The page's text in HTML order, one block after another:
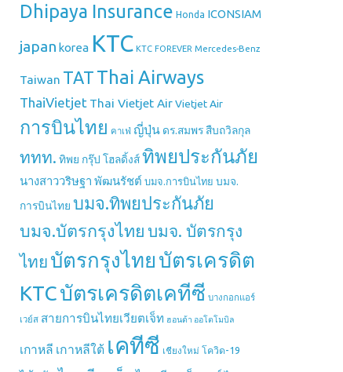
Dhipaya Insurance Honda ICONSIAM
japan korea KTC KTC FOREVER Mercedes-Benz
Taiwan TAT Thai Airways
ThaiVietjet Thai Vietjet AirVietjet Air
การบินไทย คาเฟ่ ญี่ปุ่น ดร.สมพร สืบถวิลกุล
ททท. ทิพย กรุ๊ป โฮลดิ้งส์ทิพยประกันภัย
นางสาววริษฐา พัฒนรัชต์ บมจ.การบินไทย บมจ.
การบินไทย บมจ.ทิพยประกันภัย
บมจ.บัตรกรุงไทย บมจ. บัตรกรุง
ไทย บัตรกรุงไทย บัตรเครดิต
KTCบัตรเครดิตเคทีซี บางกอกแอร์
เวย์ส สายการบินไทยเวียตเจ็ท ฮอนด้า ออโตโมบิล
เกาหลี เกาหลีใต้ เคทีซี เชียงใหม่ โควิด-19